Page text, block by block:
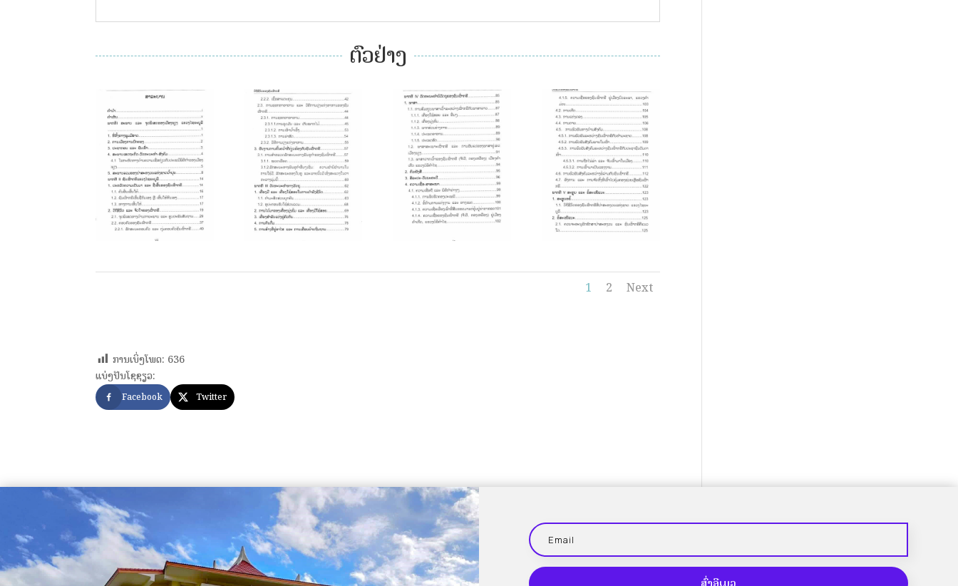
ຕົວຢ່າງ
1 2 Next
ການເບິ່ງໂພດ: 636
ແບ່ງປັນໂຊຊຽວ:
Facebook Twitter